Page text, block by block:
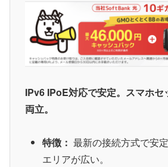
IPv6 IPoE対応で安定。スマホセ
両立。
特徴： 最新の接続方式で安
エリアが広い。